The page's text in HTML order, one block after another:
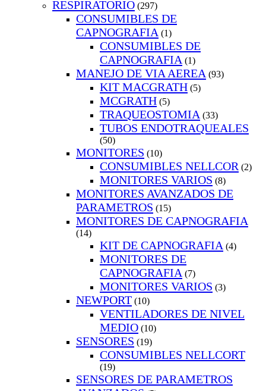
RESPIRATORIO (297)
CONSUMIBLES DE
CAPNOGRAFIA (1)
CONSUMIBLES DE
CAPNOGRAFIA (1)
MANEJO DE VIA AEREA (93)
KIT MACGRATH (5)
MCGRATH (5)
TRAQUEOSTOMIA (33)
TUBOS ENDOTRAQUEALES
(50)
MONITORES (10)
CONSUMIBLES NELLCOR (2)
MONITORES VARIOS (8)
MONITORES AVANZADOS DE
PARAMETROS (15)
MONITORES DE CAPNOGRAFIA
(14)
KIT DE CAPNOGRAFIA (4)
MONITORES DE
CAPNOGRAFIA (7)
MONITORES VARIOS (3)
NEWPORT (10)
VENTILADORES DE NIVEL
MEDIO (10)
SENSORES (19)
CONSUMIBLES NELLCORT
(19)
SENSORES DE PARAMETROS